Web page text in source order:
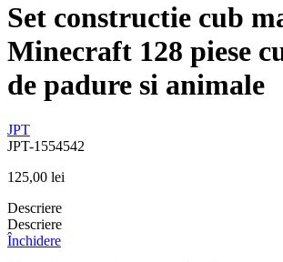
Set constructie cub
Minecraft 128 piese
de padure si animale
JPT
JPT-1554542
125,00 lei
Descriere
Descriere
Închidere